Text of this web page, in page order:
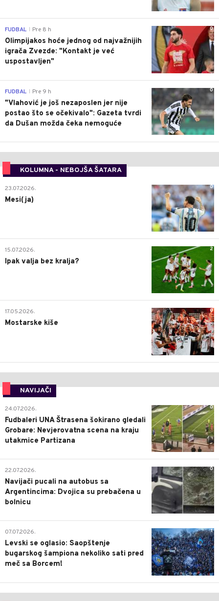
0
FUDBAL Pre 8 h
Olimpijakos hoće jednog od najvažnijih
igrača Zvezde: "Kontakt je već
uspostavljen"
0
FUDBAL Pre 9 h
"Vlahović je još nezaposlen jer nije
postao što se očekivalo": Gazeta tvrdi
da Dušan možda čeka nemoguće
KOLUMNA - NEBOJŠA ŠATARA
0
23.07.2026.
Mesi(ja)
2
15.07.2026.
Ipak valja bez kralja?
0
17.05.2026.
Mostarske kiše
NAVIJAČI
0
24.07.2026.
Fudbaleri UNA Štrasena šokirano gledali
Grobare: Nevjerovatna scena na kraju
utakmice Partizana
0
22.07.2026.
Navijači pucali na autobus sa
Argentincima: Dvojica su prebačena u
bolnicu
1
07.07.2026.
Levski se oglasio: Saopštenje
bugarskog šampiona nekoliko sati pred
meč sa Borcem!